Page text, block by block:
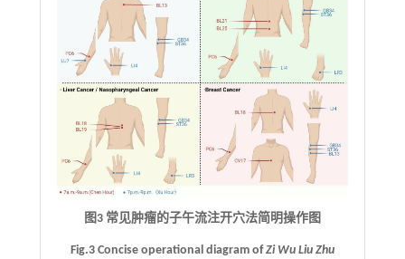
图3 常见肿瘤的子午流注开穴法简明操作图
Fig.3 Concise operational diagram ofZi Wu Liu Zhu